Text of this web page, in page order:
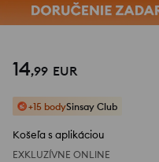
14,99 EUR
+15 bodySinsay Club
Košeľa s aplikáciou
EXKLUZÍVNE ONLINE